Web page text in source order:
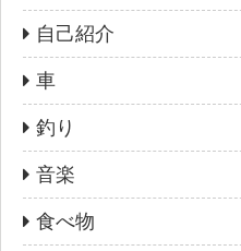
自己紹介
車
釣り
音楽
食べ物